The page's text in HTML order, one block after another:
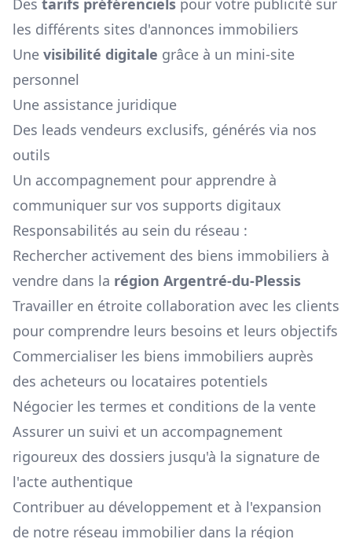
Des tarifs préférenciels pour votre publicité sur
les différents sites d'annonces immobiliers
Une visibilité digitale grâce à un mini-site
personnel
Une assistance juridique
Des leads vendeurs exclusifs, générés via nos
outils
Un accompagnement pour apprendre à
communiquer sur vos supports digitaux
Responsabilités au sein du réseau :
Rechercher activement des biens immobiliers à
vendre dans la région Argentré-du-Plessis
Travailler en étroite collaboration avec les clients
pour comprendre leurs besoins et leurs objectifs
Commercialiser les biens immobiliers auprès
des acheteurs ou locataires potentiels
Négocier les termes et conditions de la vente
Assurer un suivi et un accompagnement
rigoureux des dossiers jusqu'à la signature de
l'acte authentique
Contribuer au développement et à l'expansion
de notre réseau immobilier dans la région